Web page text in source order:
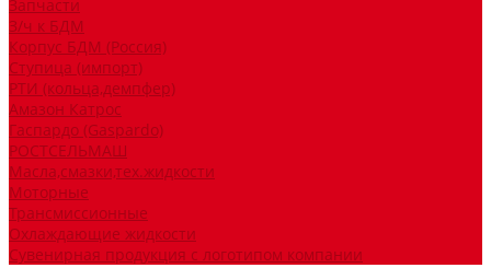
Запчасти
З/ч к БДМ
Корпус БДМ (Россия)
Ступица (импорт)
РТИ (кольца,демпфер)
Амазон Катрос
Гаспардо (Gaspardo)
РОСТСЕЛЬМАШ
Масла,смазки,тех.жидкости
Моторные
Трансмиссионные
Охлаждающие жидкости
Сувенирная продукция с логотипом компании